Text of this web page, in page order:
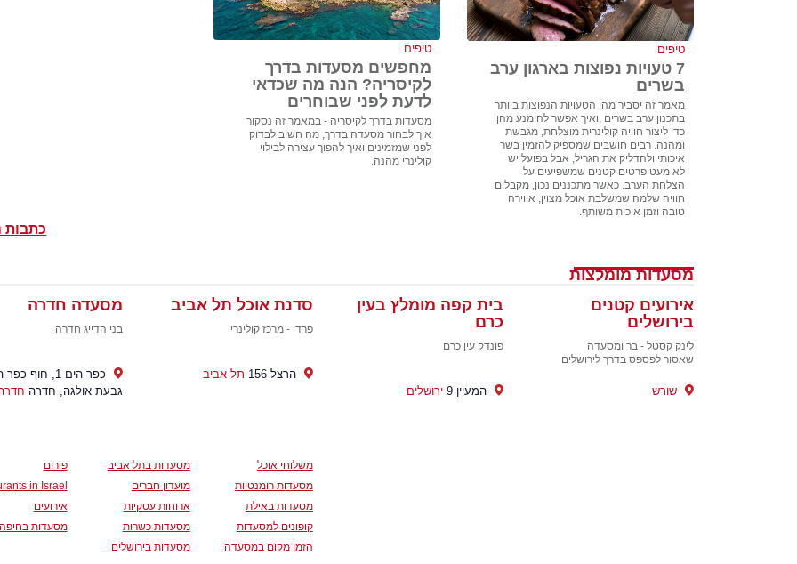
טיפים
7 טעויות נפוצות בארגון ערב
בשרים
מאמר זה יסביר מהן הטעויות הנפוצות ביותר
בתכנון ערב בשרים ,ואיך אפשר להימנע מהן
כדי ליצור חוויה קולינרית מוצלחת, מגבשת
ומהנה. רבים חושבים שמספיק להזמין בשר
איכותי ולהדליק את הגריל, אבל בפועל יש
לא מעט פרטים קטנים שמשפיעים על
הצלחת הערב. כאשר מתכננים נכון, מקבלים
חוויה שלמה שמשלבת אוכל מצוין, אווירה
טובה וזמן איכות משותף.
טיפים
מחפשים מסעדות בדרך
לקיסריה? הנה מה שכדאי
לדעת לפני שבוחרים
מסעדות בדרך לקיסריה - במאמר זה נסקור
איך לבחור מסעדה בדרך, מה חשוב לבדוק
לפני שמזמינים ואיך להפוך עצירה לבילוי
קולינרי מהנה.
כתבות
מסעדות מומלצות
אירועים קטנים
בירושלים
לינק קסטל - בר ומסעדה
שאסור לפספס בדרך לירושלים
שורש
בית קפה מומלץ בעין
כרם
פונדק עין כרם
המעיין 9 ירושלים
סדנת אוכל תל אביב
פרדי - מרכז קולינרי
הרצל 156 תל אביב
מסעדה חדרה
בני הדייג חדרה
כפר הים 1, חוף
גבעת אולגה, חדרה
משלוחי אוכל
מסעדות רומנטיות
מסעדות באילת
קופונים למסעדות
הזמן מקום במסעדה
מסעדות בתל אביב
מועדון חברים
ארוחות עסקיות
מסעדות כשרות
מסעדות בירושלים
פורום
in Israel
אירועים
מסעדות בחיפה